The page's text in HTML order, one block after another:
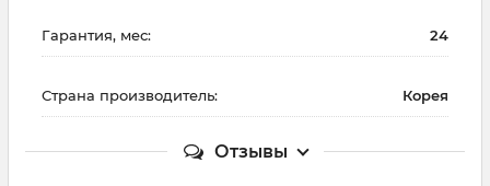
Гарантия, мес: 24
Страна производитель: Корея
Отзывы